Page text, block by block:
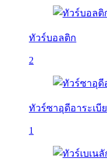
ทัวร์บอลติก
2
ทัวร์ซาอุดีอาระเบีย
1